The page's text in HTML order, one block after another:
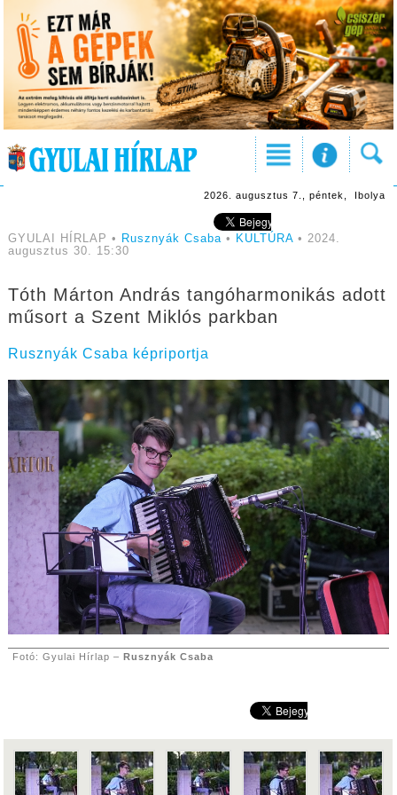
2026. augusztus 7., péntek, Ibolya
GYULAI HÍRLAP • Rusznyák Csaba• KULTÚRA• 2024.
augusztus 30. 15:30
Tóth Márton András tangóharmonikás adott
műsort a Szent Miklós parkban
Rusznyák Csaba képriportja
Fotó: Gyulai Hírlap – Rusznyák Csaba